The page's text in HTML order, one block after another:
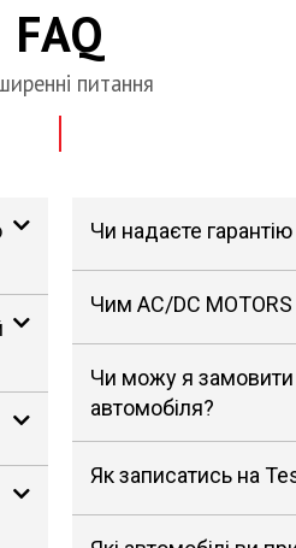
FAQ
питання
Чи надаєте
Чим AC/DC MOTORS
Чи можу я замовити
автомобіля?
Як записатись на